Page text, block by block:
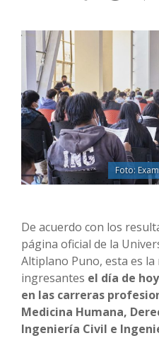
Foto:
De acuerdo con los
página oficial de la
Altiplano Puno, esta es la
ingresantes el día de
en las carreras
Medicina Humana,
Ingeniería Civil e